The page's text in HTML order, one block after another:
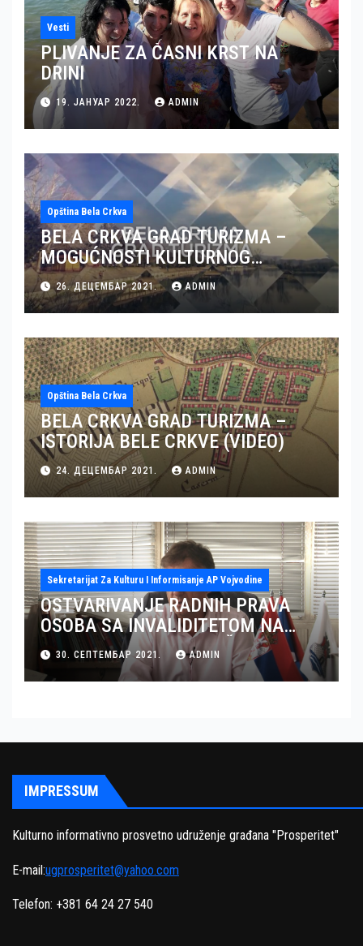
Vesti
PLIVANJE ZA ČASNI KRST NA
DRINI
19. ЈАНУАР 2022. ADMIN
Opština Bela Crkva
BELA CRKVA GRAD TURIZMA –
MOGUĆNOSTI KULTURNOG
TURIZMA U BELOJ CRKVI (VIDEO)
26. ДЕЦЕМБАР 2021. ADMIN
Opština Bela Crkva
BELA CRKVA GRAD TURIZMA –
ISTORIJA BELE CRKVE (VIDEO)
24. ДЕЦЕМБАР 2021. ADMIN
Sekretarijat Za Kulturu I Informisanje AP Vojvodine
OSTVARIVANJE RADNIH PRAVA
OSOBA SA INVALIDITETOM NA
TERITORIJI OKRUGA JUŽNI BANAT
– GRAD PANČEVO
30. СЕПТЕМБАР 2021. ADMIN
IMPRESSUM
Kulturno informativno prosvetno udruženje građana "Prosperitet"
E-mail:ugprosperitet@yahoo.com
Telefon: +381 64 24 27 540